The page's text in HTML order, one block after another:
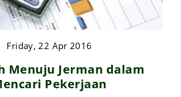
Friday, 22 Apr 2016
Menuju Jerman dalam
Pekerjaan